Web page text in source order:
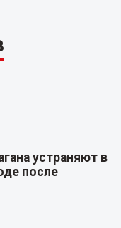
устраняют в
после